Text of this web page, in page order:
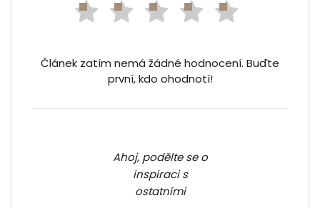
Článek zatím nemá žádné hodnocení. Buďte
první, kdo ohodnotí!
Ahoj, podělte se o
inspiraci s
ostatními